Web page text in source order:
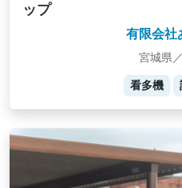
ップ
有限会社
宮城県
看多機